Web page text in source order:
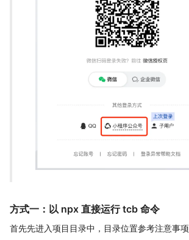
方式一：以 npx 直接运行 tcb 命令
首先先进入项目目录中，目录位置参考注意事项